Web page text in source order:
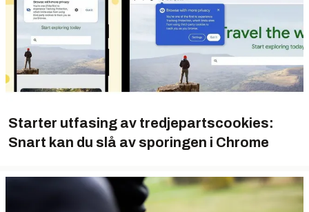
Starter utfasing av tredjepartscookies:
Snart kan du slå av sporingen i Chrome